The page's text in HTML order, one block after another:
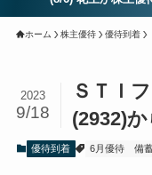
ホーム 株主優待 優待到着
ＳＴＩ
(2932)
2023
9/18
優待到着 6月優待 備